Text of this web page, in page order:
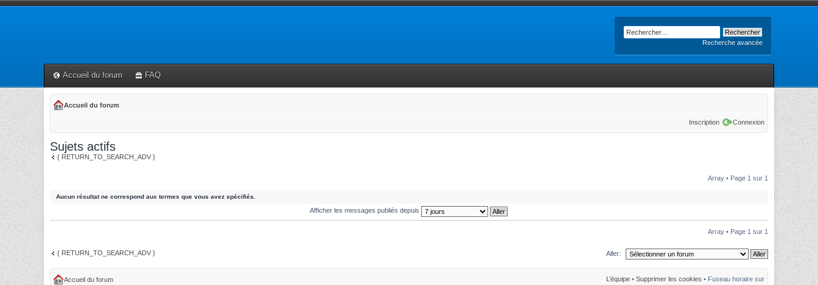
Recherche avancée
Accueil du forum FAQ
Accueil du forum
Inscription Connexion
Sujets actifs
{ RETURN_TO_SEARCH_ADV }
Array • Page 1 sur 1
Aucun résultat ne correspond aux termes que vous avez spécifiés.
Afficher les messages publiés depuis
Array • Page 1 sur 1
{ RETURN_TO_SEARCH_ADV } Aller:
Accueil du forum L’équipe • Supprimer les cookies • Fuseau horaire sur